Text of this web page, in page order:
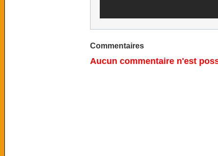
Commentaires
Aucun commentaire n'est